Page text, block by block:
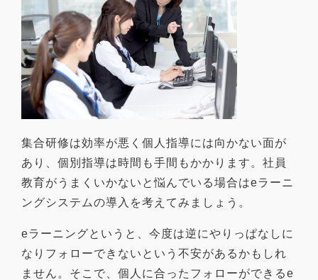
集合研修は効率が悪く個人指導には向かない面が
あり、個別指導は時間も手間もかかります。社員
教育がうまくいかないと悩んでいる場合はeラーニ
ングシステムの導入を考えてみましょう。
eラーニングというと、今度は逆にやりっぱなしに
なりフォローできないという不安があるかもしれ
ません。そこで、個人に合ったフォローができるe